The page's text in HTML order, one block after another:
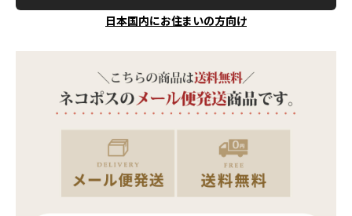
日本国内にお住まいの方向け